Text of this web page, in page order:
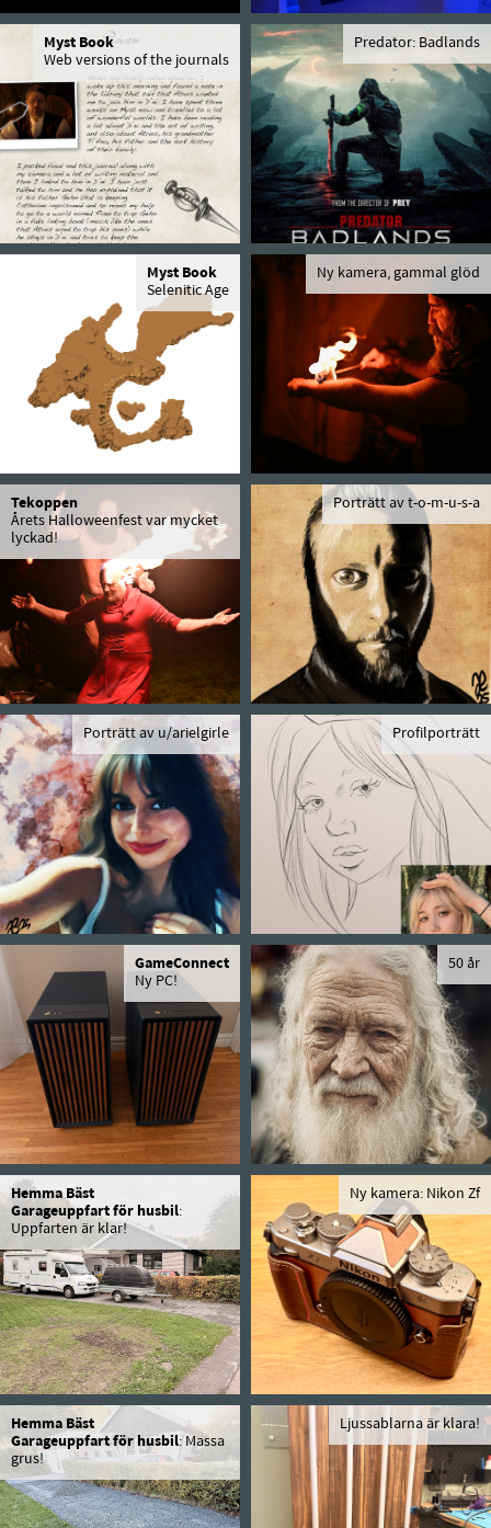
Myst Book
Web versions of the journals
Predator: Badlands
Myst Book
Selenitic Age
Ny kamera, gammal glöd
Tekoppen
Årets Halloweenfest var mycket
lyckad!
Porträtt av t-o-m-u-s-a
Porträtt av u/arielgirle Profilporträtt
GameConnect
Ny PC!
50 år
Hemma Bäst
Garageuppfart för husbil:
Uppfarten är klar!
Ny kamera: Nikon Zf
Hemma Bäst
Garageuppfart för husbil: Massa
grus!
Ljussablarna är klara!